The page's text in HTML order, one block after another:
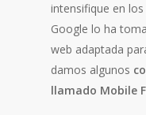
intensifique en
Google lo ha
web adaptada
damos algunos
llamado Mobile